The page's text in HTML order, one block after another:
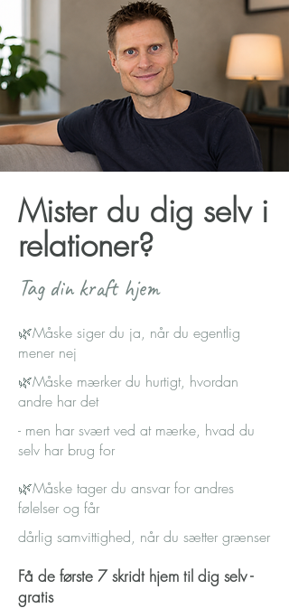
Mister du dig selv i
relationer?
Tag din kraft hjem
🌿Måske siger du ja, når du egentlig
mener nej
🌿Måske mærker du hurtigt, hvordan
andre har det
- men har svært ved at mærke, hvad du
selv har brug for
🌿Måske tager du ansvar for andres
følelser og får
dårlig samvittighed, når du sætter grænser
Få de første 7 skridt hjem til dig selv -
gratis